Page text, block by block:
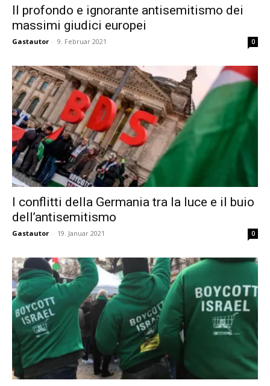
Il profondo e ignorante antisemitismo dei
massimi giudici europei
Gastautor - 9. Februar 2021 0
I conflitti della Germania tra la luce e il buio
dell’antisemitismo
Gastautor - 19. Januar 2021 0